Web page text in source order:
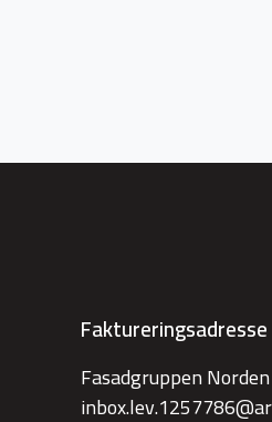
Faktureringsadresse
Fasadgruppen Norden